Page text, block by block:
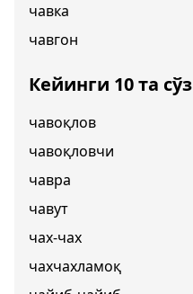
чавка
чавгон
Кейинги 10 та сўз
чавоқлов
чавоқловчи
чавра
чавут
чах-чах
чахчахламоқ